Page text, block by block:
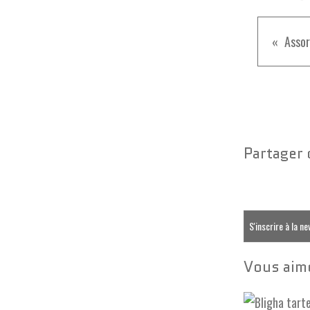
Partager
S'inscrire à la
Vous